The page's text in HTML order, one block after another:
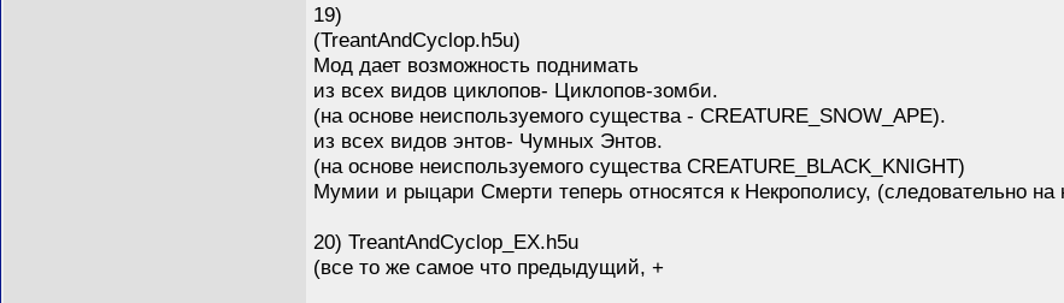
19)
(TreantAndCyclop.h5u)
Мод дает возможность поднимать
из всех видов циклопов- Циклопов-зомби.
(на основе неиспользуемого существа - CREATURE_SNOW_APE).
из всех видов энтов- Чумных Энтов.
(на основе неиcпользуемого существа CREATURE_BLACK_KNIGHT)
Мумии и рыцари Смерти теперь относятся к Некрополису, (следовательно на
20) TreantAndCyclop_EX.h5u
(все то же самое что предыдущий, +